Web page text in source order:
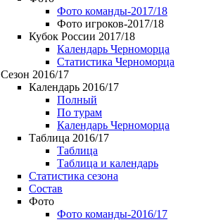
Фото команды-2017/18
Фото игроков-2017/18
Кубок России 2017/18
Календарь Черноморца
Статистика Черноморца
Сезон 2016/17
Календарь 2016/17
Полный
По турам
Календарь Черноморца
Таблица 2016/17
Таблица
Таблица и календарь
Статистика сезона
Состав
Фото
Фото команды-2016/17